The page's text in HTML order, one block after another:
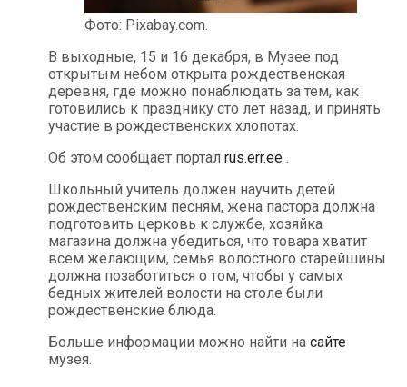
Фото: Pixabay.com.
В выходные, 15 и 16 декабря, в Музее под
открытым небом открыта рождественская
деревня, где можно понаблюдать за тем, как
готовились к празднику сто лет назад, и принять
участие в рождественских хлопотах.
Об этом сообщает портал rus.err.ee .
Школьный учитель должен научить детей
рождественским песням, жена пастора должна
подготовить церковь к службе, хозяйка
магазина должна убедиться, что товара хватит
всем желающим, семья волостного старейшины
должна позаботиться о том, чтобы у самых
бедных жителей волости на столе были
рождественские блюда.
Больше информации можно найти на сайте
музея.